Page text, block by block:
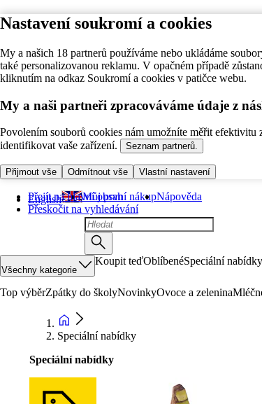
Nastavení soukromí a cookies
My a našich 18 partnerů používáme nebo ukládáme
také personalizovanou reklamu. V opačném případě
kliknutím na odkaz Soukromí a cookies v patičce webu.
My a naši partneři zpracováváme údaje z
Povolením souborů cookies nám umožníte měřit efektivitu
identifikovat vaše zařízení.
Seznam partnerů.
Přijmout vše Odmítnout vše Vlastní nastavení
Přejít na hlavní obsah
Přeskočit na vyhledávání
English Můj první nákupNápověda
Všechny kategorie
Koupit teďOblíbenéSpeciální nabídky
Top výběrZpátky do školyNovinkyOvoce a zelenina
Speciální nabídky
Speciální nabídky